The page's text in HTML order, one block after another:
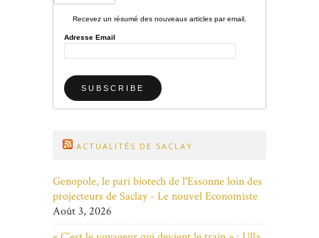
Recevez un résumé des nouveaux articles par email.
Adresse Email
ACTUALITÉS DE SACLAY
Genopole, le pari biotech de l'Essonne loin des
projecteurs de Saclay - Le nouvel Economiste
Août 3, 2026